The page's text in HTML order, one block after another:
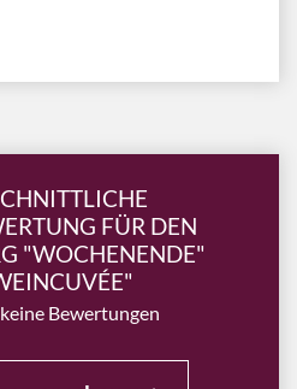
FÜR DEN
"WOCHENENDE"
Bewertungen